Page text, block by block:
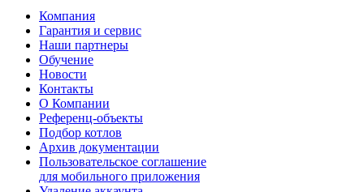
Компания
Гарантия и сервис
Наши партнеры
Обучение
Новости
Контакты
О Компании
Референц-объекты
Подбор котлов
Архив документации
Пользовательское соглашение
для мобильного приложения